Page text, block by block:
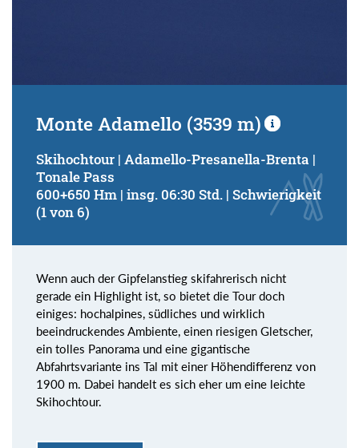
Monte Adamello (3539 m)
Skihochtour | Adamello-Presanella-Brenta |
Tonale Pass
600+650 Hm | insg. 06:30 Std. | Schwierigkeit
(1 von 6)
Wenn auch der Gipfelanstieg skifahrerisch nicht
gerade ein Highlight ist, so bietet die Tour doch
einiges: hochalpines, südliches und wirklich
beeindruckendes Ambiente, einen riesigen Gletscher,
ein tolles Panorama und eine gigantische
Abfahrtsvariante ins Tal mit einer Höhendifferenz von
1900 m. Dabei handelt es sich eher um eine leichte
Skihochtour.